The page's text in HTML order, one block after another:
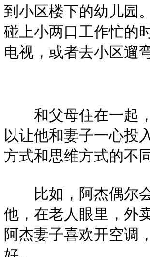
到小区楼下的幼儿园
碰上小两口工作忙的
电视，或者去小区遛弯
和父母住在一起，
以让他和妻子一心投
方式和思维方式的不
比如，阿杰偶尔会
他，在老人眼里，外
阿杰妻子喜欢开空调